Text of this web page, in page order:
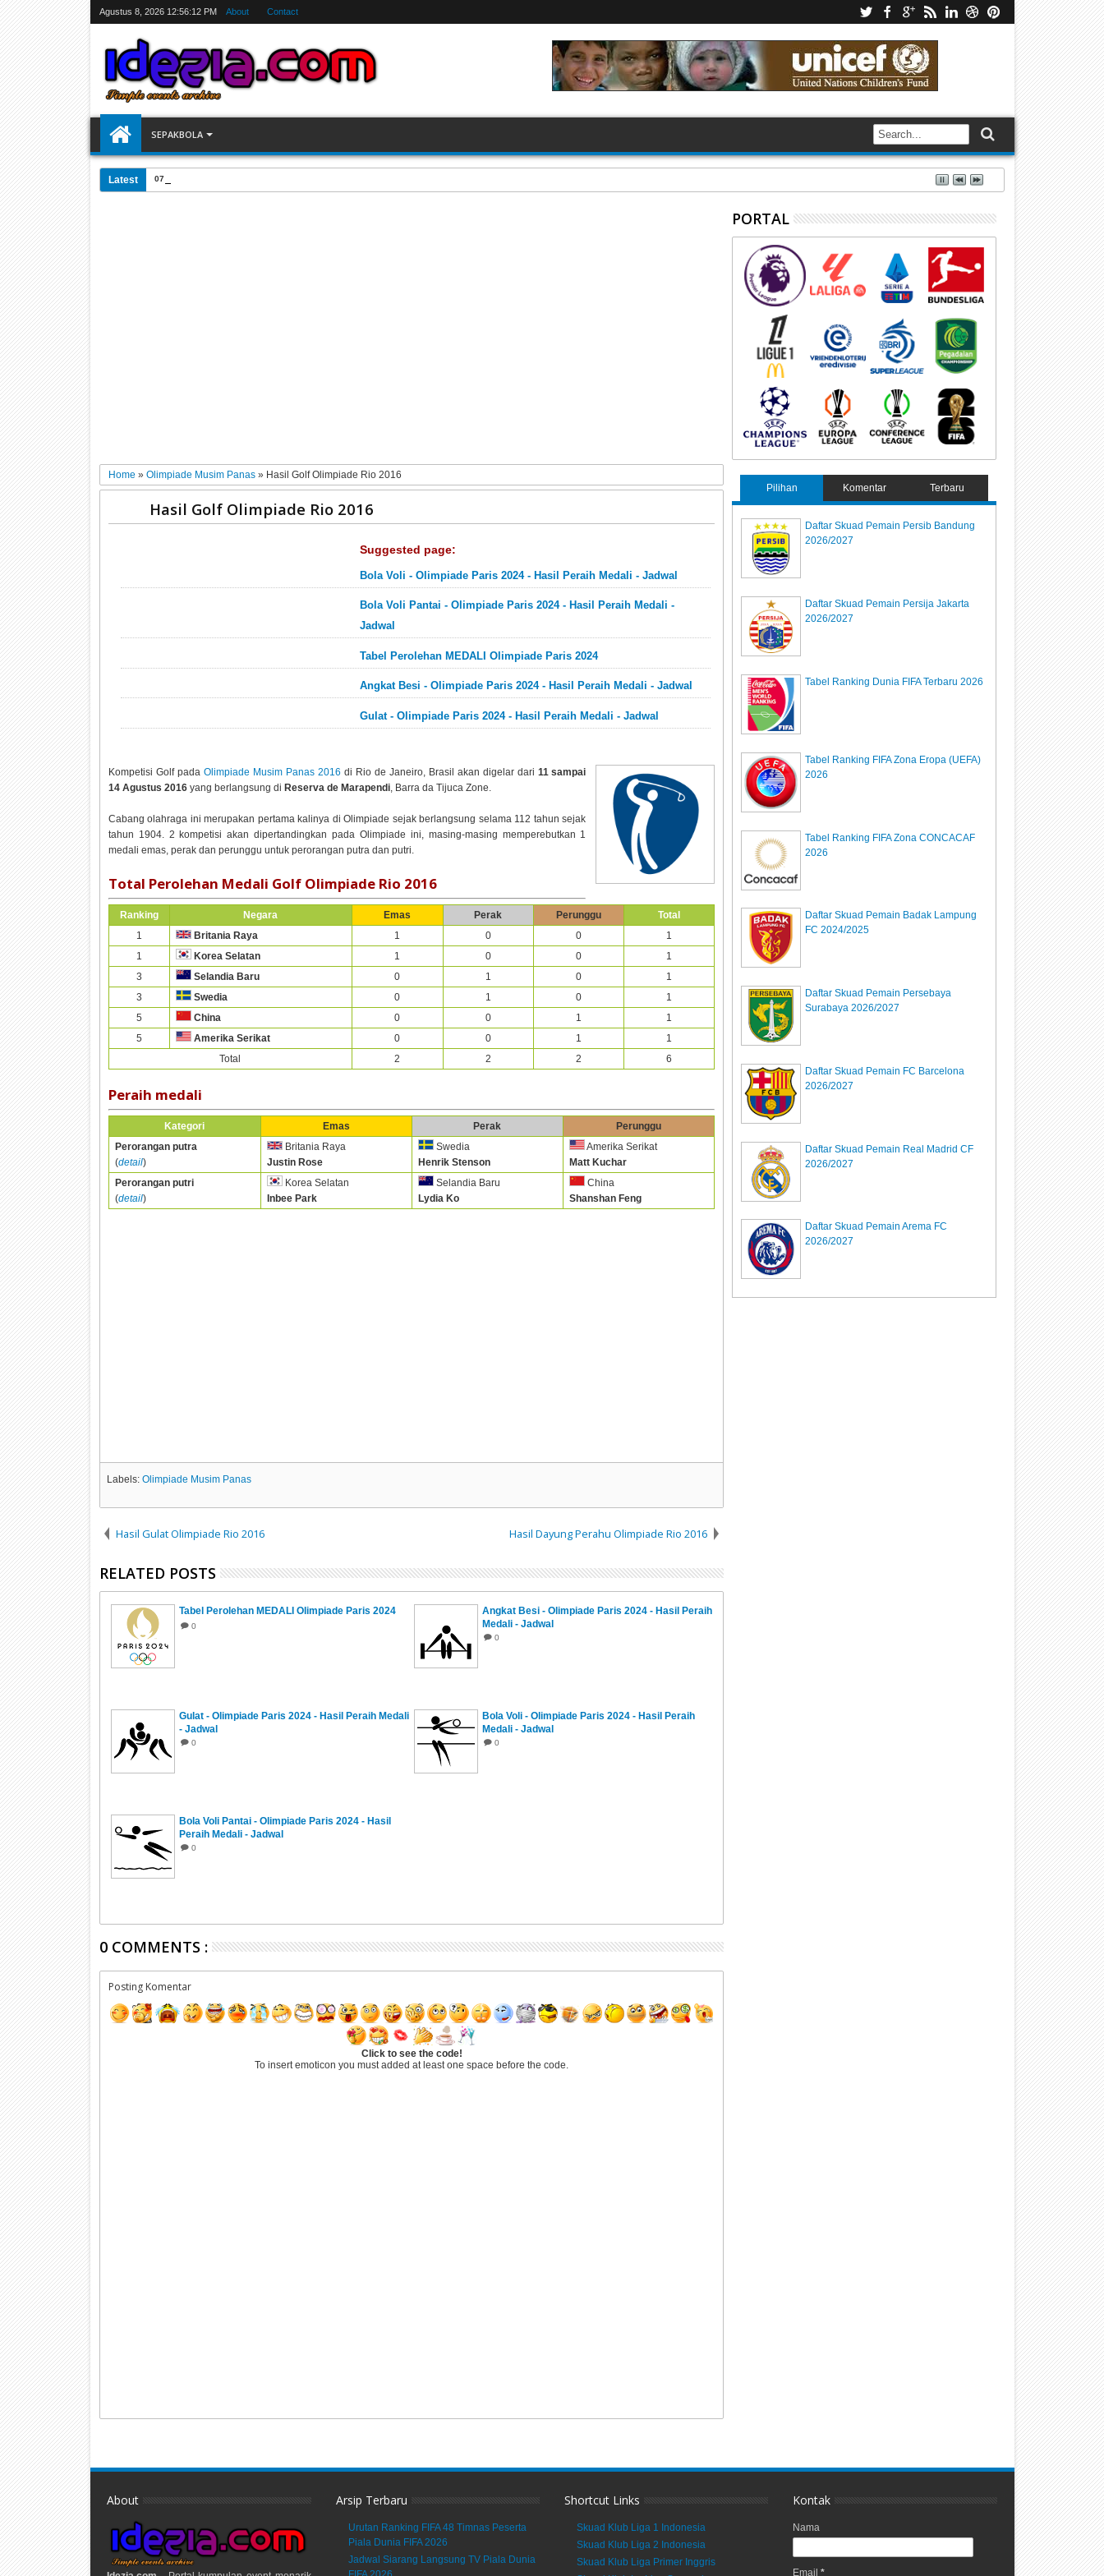
Agustus 8, 2026 12:56:12 PM About Contact
SEPAKBOLA
Latest 07:31 AM
Home » Olimpiade Musim Panas » Hasil Golf Olimpiade Rio 2016
Hasil Golf Olimpiade Rio 2016
Suggested page:
Bola Voli - Olimpiade Paris 2024 - Hasil Peraih Medali - Jadwal
Bola Voli Pantai - Olimpiade Paris 2024 - Hasil Peraih Medali -
Jadwal
Tabel Perolehan MEDALI Olimpiade Paris 2024
Angkat Besi - Olimpiade Paris 2024 - Hasil Peraih Medali - Jadwal
Gulat - Olimpiade Paris 2024 - Hasil Peraih Medali - Jadwal
Kompetisi Golf pada Olimpiade Musim Panas 2016 di Rio de Janeiro, Brasil akan digelar dari 11 sampai
14 Agustus 2016yang berlangsung di Reserva de Marapendi, Barra da Tijuca Zone.
Cabang olahraga ini merupakan pertama kalinya di Olimpiade sejak berlangsung selama 112 tahun sejak
tahun 1904. 2 kompetisi akan dipertandingkan pada Olimpiade ini, masing-masing memperebutkan 1
medali emas, perak dan perunggu untuk perorangan putra dan putri.
Total Perolehan Medali Golf Olimpiade Rio 2016
Ranking Negara Emas Perak Perunggu
Total
1
Britania Raya 1 0 0
1
1
Korea Selatan 1 0 0
1
3
Selandia Baru 0 1 0
1
3
Swedia 0 1 0
1
5
China 0 0 1
1
5
Amerika Serikat 0 0 1
1
Total
2 2 2 6
Peraih medali
Kategori Emas Perak
Perunggu
Perorangan putra
(detail)
Britania Raya
Justin Rose
Swedia
Henrik Stenson
Amerika Serikat
Matt Kuchar
Perorangan putri
(detail)
Korea Selatan
Inbee Park
Selandia Baru
Lydia Ko
China
Shanshan Feng
Labels: Olimpiade Musim Panas
Hasil Gulat Olimpiade Rio 2016 Hasil Dayung Perahu Olimpiade Rio 2016
RELATED POSTS
Tabel Perolehan MEDALI Olimpiade Paris 2024
0
Angkat Besi - Olimpiade Paris 2024 - Hasil Peraih
Medali - Jadwal
0
Gulat - Olimpiade Paris 2024 - Hasil Peraih Medali
- Jadwal
0
Bola Voli - Olimpiade Paris 2024 - Hasil Peraih
Medali - Jadwal
0
Bola Voli Pantai - Olimpiade Paris 2024 - Hasil
Peraih Medali - Jadwal
0
0 COMMENTS :
Posting Komentar
Click to see the code!
To insert emoticon you must added at least one space before the code.
PORTAL
Pilihan Komentar Terbaru
Daftar Skuad Pemain Persib Bandung
2026/2027
Daftar Skuad Pemain Persija Jakarta
2026/2027
Tabel Ranking Dunia FIFA Terbaru 2026
Tabel Ranking FIFA Zona Eropa (UEFA)
2026
Tabel Ranking FIFA Zona CONCACAF
2026
Daftar Skuad Pemain Badak Lampung
FC 2024/2025
Daftar Skuad Pemain Persebaya
Surabaya 2026/2027
Daftar Skuad Pemain FC Barcelona
2026/2027
Daftar Skuad Pemain Real Madrid CF
2026/2027
Daftar Skuad Pemain Arema FC
2026/2027
About Arsip Terbaru
Urutan Ranking FIFA 48 Timnas Peserta
Piala Dunia FIFA 2026
Jadwal Siarang Langsung TV Piala Dunia
Shortcut Links
Skuad Klub Liga 1 Indonesia
Skuad Klub Liga 2 Indonesia
Skuad Klub Liga Primer Inggris
Kontak
Nama
Email*